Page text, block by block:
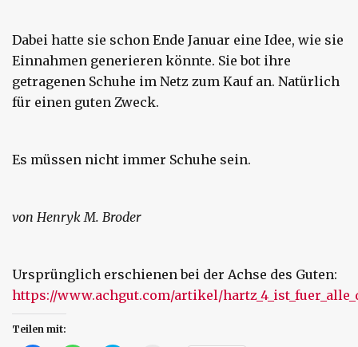
Dabei hatte sie schon Ende Januar eine Idee, wie sie
Einnahmen generieren könnte. Sie bot ihre
getragenen Schuhe im Netz zum Kauf an. Natürlich
für einen guten Zweck.
Es müssen nicht immer Schuhe sein.
von Henryk M. Broder
Ursprünglich erschienen bei der Achse des Guten:
https://www.achgut.com/artikel/
Teilen mit: